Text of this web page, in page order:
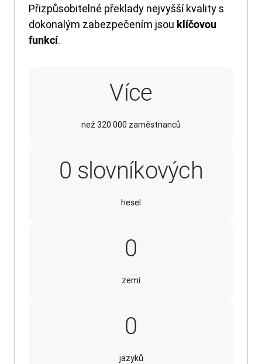
Přizpůsobitelné překlady nejvyšší kvality s
dokonalým zabezpečením jsou klíčovou
funkcí.
Více
než 320 000 zaměstnanců
0 slovníkových
hesel
0
zemí
0
jazyků